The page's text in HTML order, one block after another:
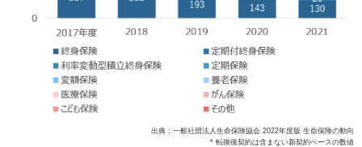
出典：一般社団法人生命保険協会 2022年度版 生命保険の動向
* 転換後契約は含まない新契約ベースの数値